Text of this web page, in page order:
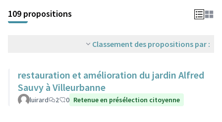
+
−
109 propositions
Classement des propositions par :
restauration et amélioration du jardin Alfred
Sauvy à Villeurbanne
luirard 2 0 Retenue en présélection citoyenne